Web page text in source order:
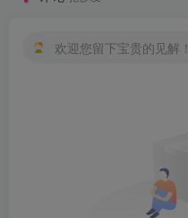
欢迎您留下宝贵的见解！